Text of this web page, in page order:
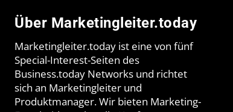
Über Marketingleiter.today
Marketingleiter.today ist eine von fünf
Special-Interest-Seiten des
Business.today Networks und richtet
sich an Marketingleiter und
Produktmanager. Wir bieten Marketing-